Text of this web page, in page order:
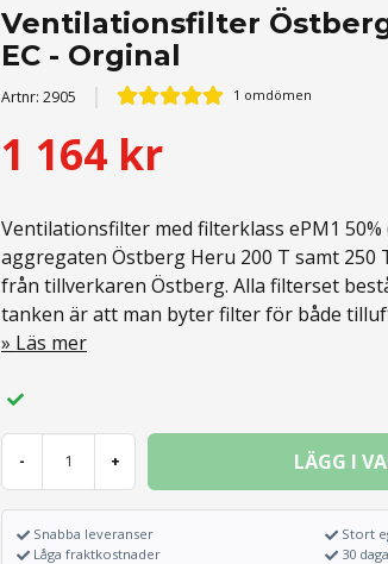
Ventilationsfilter
EC - Orginal
Artnr:2905 1 omdömen
1 164 kr
Ventilationsfilter med filterklass ePM1 50%
aggregaten Östberg Heru 200 T samt 250
från tillverkaren Östberg. Alla filterset
tanken är att man byter filter för både
Läs mer
- + LÄGG I
Snabba leveranser
Låga fraktkostnader
Stort
30